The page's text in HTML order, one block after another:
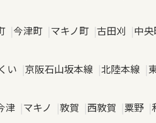
今津町 マキノ町 古田刈 中
い 京阪石山坂本線 北陸本線
津 マキノ 敦賀 西敦賀 粟野